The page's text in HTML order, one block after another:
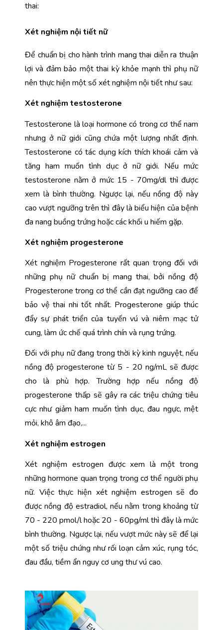
thai:
Xét nghiệm nội tiết nữ
Để chuẩn bị cho hành trình mang thai diễn ra thuận
lợi và đảm bảo một thai kỳ khỏe mạnh thì phụ nữ
nên thực hiện một số xét nghiệm nội tiết như sau:
Xét nghiệm testosterone
Testosterone là loại hormone có trong cơ thể nam
nhưng ở nữ giới cũng chứa một lượng nhất định.
Testosterone có tác dụng kích thích khoái cảm và
tăng ham muốn tình dục ở nữ giới. Nếu mức
testosterone nằm ở mức 15 - 70mg/dl thì được
xem là bình thường. Ngược lại, nếu nồng độ này
cao vượt ngưỡng trên thì đây là biểu hiện của bệnh
đa nang buồng trứng hoặc các khối u hiếm gặp.
Xét nghiệm progesterone
Xét nghiệm Progesterone rất quan trọng đối với
những phụ nữ chuẩn bị mang thai, bởi nồng độ
Progesterone trong cơ thể cần đạt ngưỡng cao để
bảo vệ thai nhi tốt nhất. Progesterone giúp thúc
đẩy sự phát triển của tuyến vú và niêm mạc tử
cung, làm ức chế quá trình chín và rụng trứng.
Đối với phụ nữ đang trong thời kỳ kinh nguyệt, nếu
nồng độ progesterone từ 5 - 20 ng/mL sẽ được
cho là phù hợp. Trường hợp nếu nồng độ
progesterone thấp sẽ gây ra các triệu chứng tiêu
cực như giảm ham muốn tình dục, đau ngực, mệt
mỏi, khô âm đạo,...
Xét nghiệm estrogen
Xét nghiệm estrogen được xem là một trong
những hormone quan trọng trong cơ thể người phụ
nữ. Việc thực hiện xét nghiệm estrogen sẽ đo
được nồng độ estradiol, nếu nằm trong khoảng từ
70 - 220 pmol/l hoặc 20 - 60pg/ml thì đây là mức
bình thường. Ngược lại, nếu vượt mức này sẽ để lại
một số triệu chứng như rối loạn cảm xúc, rụng tóc,
đau đầu, tiềm ẩn nguy cơ ung thư vú cao.